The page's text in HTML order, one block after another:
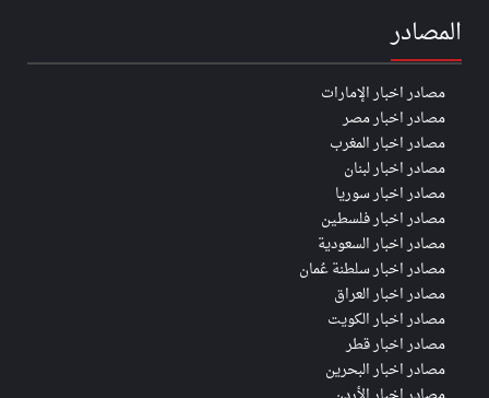
المصادر
مصادر اخبار الإمارات
مصادر اخبار مصر
مصادر اخبار المغرب
مصادر اخبار لبنان
مصادر اخبار سوريا
مصادر اخبار فلسطين
مصادر اخبار السعودية
مصادر اخبار سلطنة عُمان
مصادر اخبار العراق
مصادر اخبار الكويت
مصادر اخبار قطر
مصادر اخبار البحرين